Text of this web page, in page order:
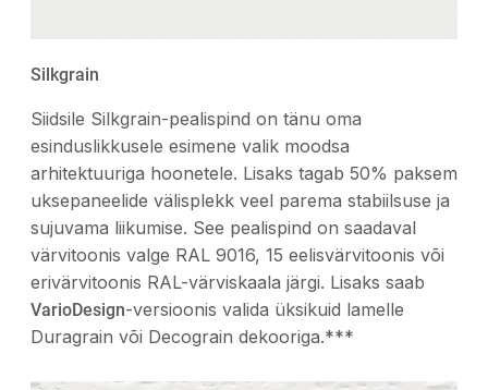
Silkgrain
Siidsile Silkgrain-pealispind on tänu oma
esinduslikkusele esimene valik moodsa
arhitektuuriga hoonetele. Lisaks tagab 50% paksem
uksepaneelide välisplekk veel parema stabiilsuse ja
sujuvama liikumise. See pealispind on saadaval
värvitoonis valge RAL 9016, 15 eelisvärvitoonis või
erivärvitoonis RAL-värviskaala järgi. Lisaks saab
VarioDesign-versioonis valida üksikuid lamelle
Duragrain või Decograin dekooriga.***